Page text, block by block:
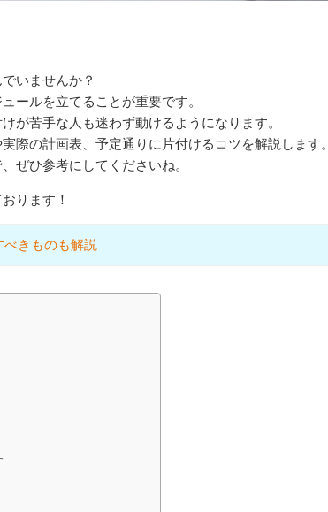
いませんか？
ールを立てることが重要です。
が苦手な人も迷わず動けるようになります。
際の計画表、予定通りに片付けるコツを解説します。
ぜひ参考にしてくださいね。
ります！
きものも解説